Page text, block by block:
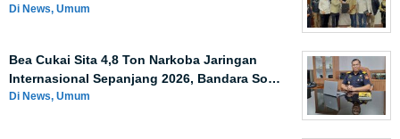
Di News, Umum
Bea Cukai Sita 4,8 Ton Narkoba Jaringan
Internasional Sepanjang 2026, Bandara So…
Di News, Umum